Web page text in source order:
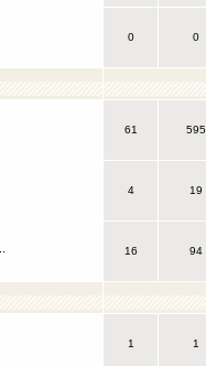
0 0
61 595
4 19
16 94
1 1